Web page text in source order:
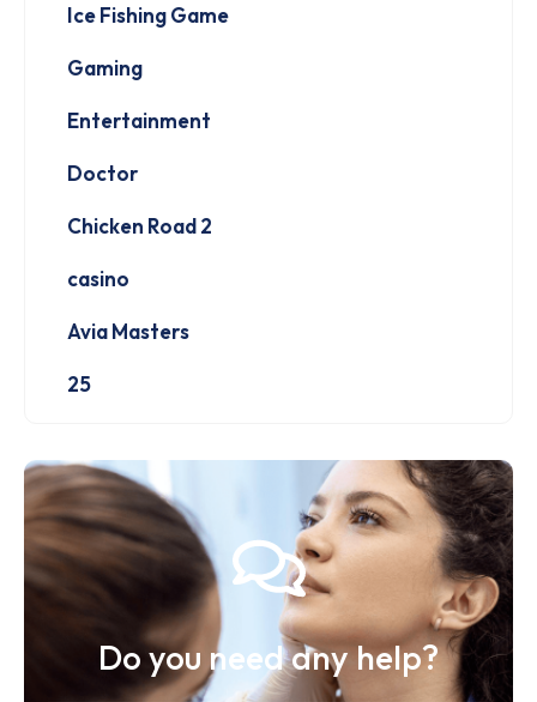
Ice Fishing Game
Gaming
Entertainment
Doctor
Chicken Road 2
casino
Avia Masters
25
Do you need any help?